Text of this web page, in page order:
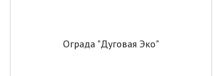
Ограда "Дуговая Эко"